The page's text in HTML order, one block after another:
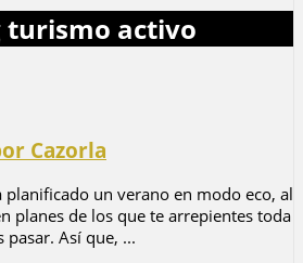
turismo activo
Cazorla
planificado un verano en modo eco, al
planes de los que te arrepientes toda
pasar. Así que, ...